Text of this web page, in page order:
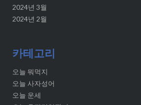
2024년 3월
2024년 2월
카테고리
오늘 뭐먹지
오늘 사자성어
오늘 운세